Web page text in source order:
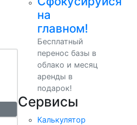
на
главном!
Бесплатный
перенос базы в
облако и месяц
аренды в
подарок!
Сервисы
Калькулятор